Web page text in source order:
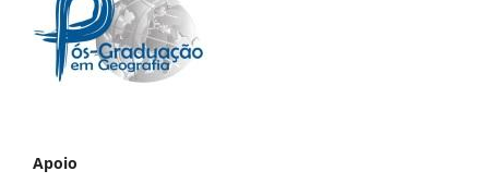
Apoio